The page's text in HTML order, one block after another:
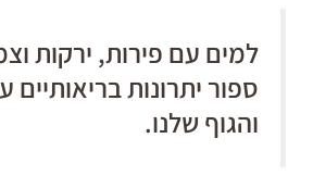
למים עם פירות, ירקות
ספור יתרונות בריאותיים
והגוף שלנו.